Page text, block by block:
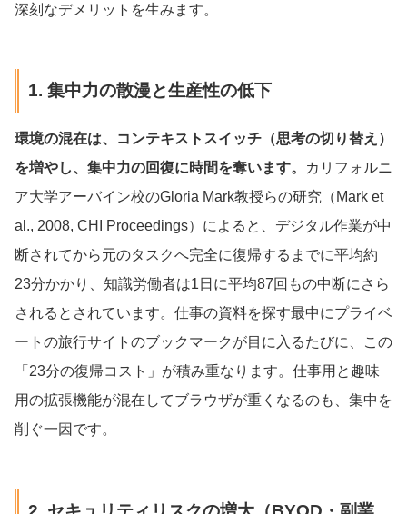
深刻なデメリットを生みます。
1. 集中力の散漫と生産性の低下
環境の混在は、コンテキストスイッチ（思考の切り替え）
を増やし、集中力の回復に時間を奪います。
カリフォルニ
ア大学アーバイン校のGloria Mark教授らの研究（Mark et
al., 2008, CHI Proceedings）によると、デジタル作業が中
断されてから元のタスクへ完全に復帰するまでに平均約
23分かかり、知識労働者は1日に平均87回もの中断にさら
されるとされています。仕事の資料を探す最中にプライベ
ートの旅行サイトのブックマークが目に入るたびに、この
「23分の復帰コスト」が積み重なります。仕事用と趣味
用の拡張機能が混在してブラウザが重くなるのも、集中を
削ぐ一因です。